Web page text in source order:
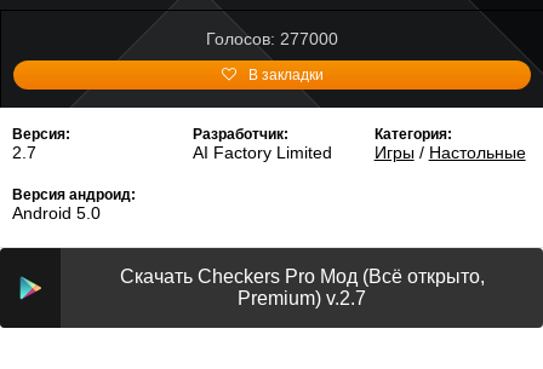
Голосов: 277000
В закладки
Версия:
2.7
Разработчик:
AI Factory Limited
Категория:
Игры/ Настольные
Версия андроид:
Android 5.0
Скачать Checkers Pro Мод (Всё открыто,
Premium) v.2.7